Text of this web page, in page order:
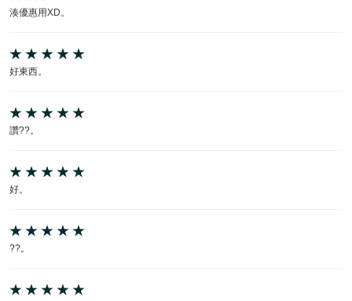
湊優惠用XD。
好東西。
讚??。
好。
??。